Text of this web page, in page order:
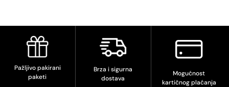
Pažljivo pakirani
paketi
Brza i sigurna
dostava
Mogućnost
kartičnog plaćanja